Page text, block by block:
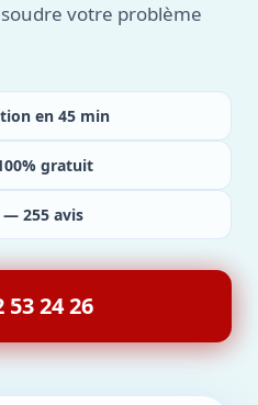
votre problème
en 45 min
gratuit
— 255 avis
53 24 26